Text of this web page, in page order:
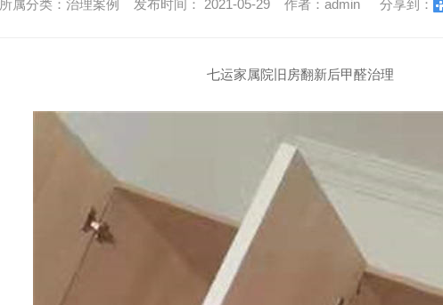
所属分类：治理案例 发布时间： 2021-05-29 作者：admin 分享到：
七运家属院旧房翻新后甲醛治理